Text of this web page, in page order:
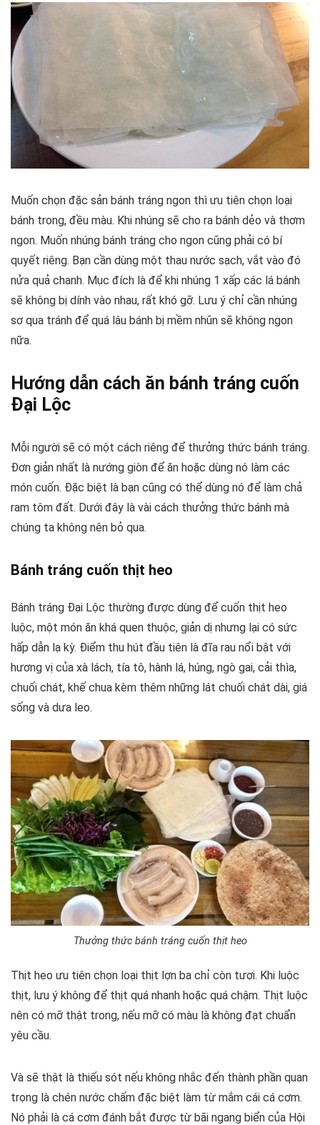
Muốn chọn đặc sản bánh tráng ngon thì ưu tiên chọn loại
bánh trong, đều màu. Khi nhúng sẽ cho ra bánh dẻo và thơm
ngon. Muốn nhúng bánh tráng cho ngon cũng phải có bí
quyết riêng. Bạn cần dùng một thau nước sạch, vắt vào đó
nửa quả chanh. Mục đích là để khi nhúng 1 xấp các lá bánh
sẽ không bị dính vào nhau, rất khó gỡ. Lưu ý chỉ cần nhúng
sơ qua tránh để quá lâu bánh bị mềm nhũn sẽ không ngon
nữa.
Hướng dẫn cách ăn bánh tráng cuốn
Đại Lộc
Mỗi người sẽ có một cách riêng để thưởng thức bánh tráng.
Đơn giản nhất là nướng giòn để ăn hoặc dùng nó làm các
món cuốn. Đặc biệt là bạn cũng có thể dùng nó để làm chả
ram tôm đất. Dưới đây là vài cách thưởng thức bánh mà
chúng ta không nên bỏ qua.
Bánh tráng cuốn thịt heo
Bánh tráng Đại Lộc thường được dùng để cuốn thịt heo
luộc, một món ăn khá quen thuộc, giản dị nhưng lại có sức
hấp dẫn lạ kỳ. Điểm thu hút đầu tiên là đĩa rau nổi bật với
hương vị của xà lách, tía tô, hành lá, húng, ngò gai, cải thìa,
chuối chát, khế chua kèm thêm những lát chuối chát dài, giá
sống và dưa leo.
Thưởng thức bánh tráng cuốn thịt heo
Thịt heo ưu tiên chọn loại thịt lợn ba chỉ còn tươi. Khi luộc
thịt, lưu ý không để thịt quá nhanh hoặc quá chậm. Thịt luộc
nên có mỡ thật trong, nếu mỡ có màu là không đạt chuẩn
yêu cầu.
Và sẽ thật là thiếu sót nếu không nhắc đến thành phần quan
trọng là chén nước chấm đặc biệt làm từ mắm cái cá cơm.
Nó phải là cá cơm đánh bắt được từ bãi ngang biển của Hội